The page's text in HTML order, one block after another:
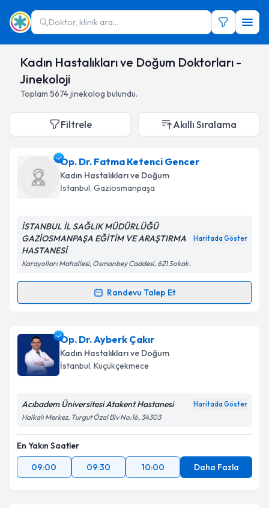
Doktor, klinik ara...
Kadın Hastalıkları ve Doğum Doktorları -
Jinekoloji
Toplam 5674jinekolog bulundu.
Filtrele Akıllı Sıralama
Op. Dr. Fatma Ketenci Gencer
Kadın Hastalıkları ve Doğum
İstanbul, Gaziosmanpaşa
İSTANBUL İL SAĞLIK MÜDÜRLÜĞÜ
GAZİOSMANPAŞA EĞİTİM VE ARAŞTIRMA
HASTANESİ
Haritada Göster
Karayolları Mahallesi, Osmanbey Caddesi, 621 Sokak.
Randevu Talep Et
Randevu Takvimi Talebi
Op. Dr. Fatma Ketenci Gencer
talebi oluşturun. Size bu uzmandan randevu almanız
için bir takvim hazırlandığında e-posta ile
bilgilendireceğiz.
E-posta Adresiniz
Kişisel verilerimin işlenmesine ilişkinAydınlatma
'ni okudum ve kişisel verilerimin belirtilen
kapsamda işlenmesini kabul ediyorum.
Op. Dr. Ayberk Çakır
Kadın Hastalıkları ve Doğum
İstanbul, Küçükçekmece
Acıbadem Üniversitesi Atakent Hastanesi Haritada Göster
Halkalı Merkez, Turgut Özal Blv No:16, 34303
En Yakın Saatler
09:00
09:30 10:00 Daha Fazla